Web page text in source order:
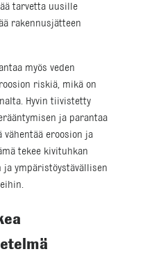
tarvetta uusille
rakennusjätteen
myös veden
riskiä, mikä on
Hyvin tiivistetty
ja parantaa
eroosion ja
tekee kivituhkan
ympäristöystävällisen